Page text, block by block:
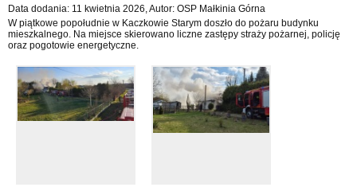
Data dodania: 11 kwietnia 2026, Autor: OSP Małkinia Górna
W piątkowe popołudnie w Kaczkowie Starym doszło do pożaru budynku
mieszkalnego. Na miejsce skierowano liczne zastępy straży pożarnej, policję
oraz pogotowie energetyczne.